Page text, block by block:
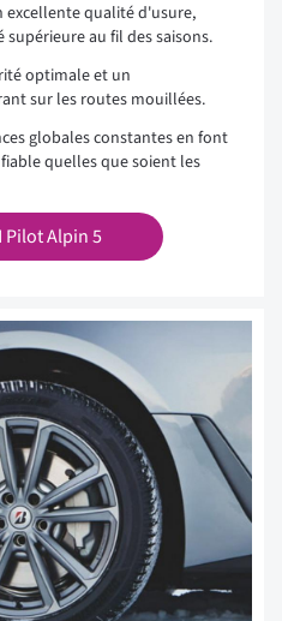
qualité d'usure,
au fil des saisons.
optimale et un
sur les routes mouillées.
globales constantes en font
quelles que soient les
Pilot Alpin 5